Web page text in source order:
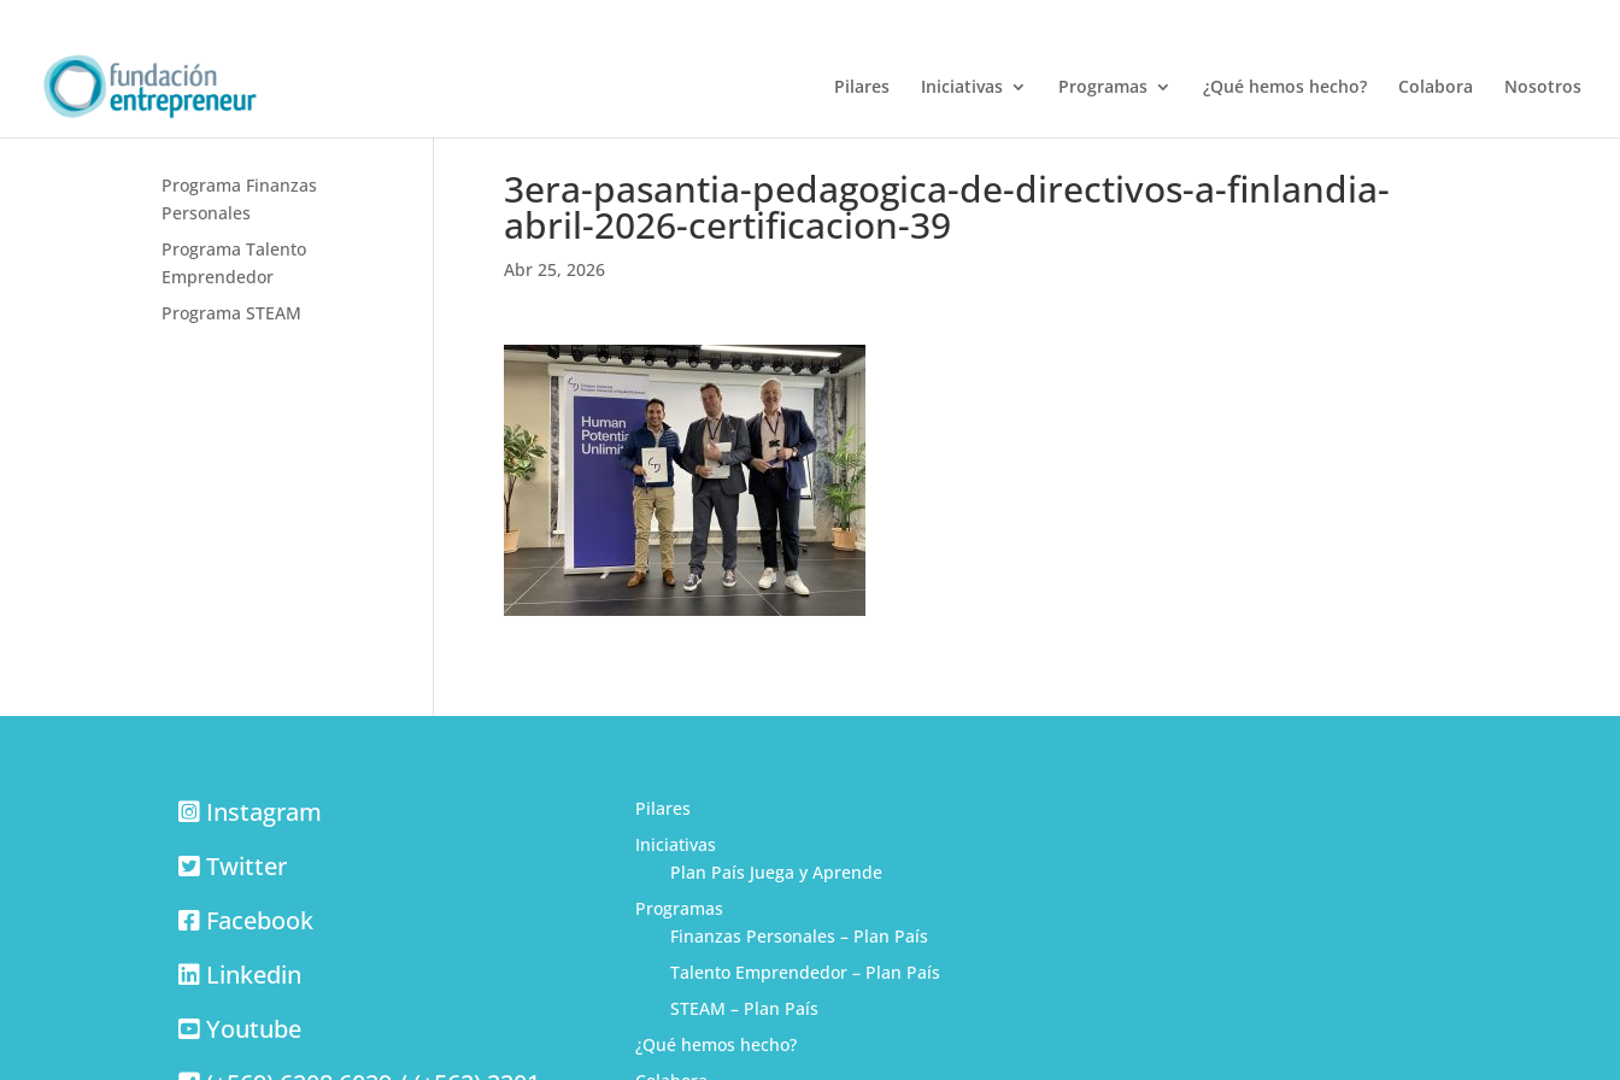
Pilares Iniciativas Programas ¿Qué hemos hecho? Colabora Nosotros
3era-pasantia-pedagogica-de-directivos-a-finlandia-
abril-2026-certificacion-39
Abr 25, 2026
Programa Finanzas
Personales
Programa Talento
Emprendedor
Programa STEAM
Instagram
Twitter
Facebook
Linkedin
Youtube
Pilares
Iniciativas
Plan País Juega y Aprende
Programas
Finanzas Personales – Plan País
Talento Emprendedor – Plan País
STEAM – Plan País
¿Qué hemos hecho?